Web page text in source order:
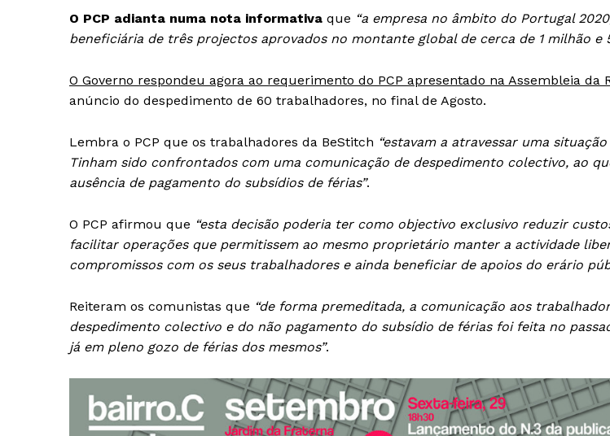
O PCP adianta numa nota informativa que “a empresa no âmbito do Portugal
beneficiária de três projectos aprovados no montante global de cerca de 1 milhão e
O Governo respondeu agora ao requerimento do PCP apresentado na Assembleia da
anúncio do despedimento de 60 trabalhadores, no final de Agosto.
Lembra o PCP que os trabalhadores da BeStitch “estavam a atravessar uma
Tinham sido confrontados com uma comunicação de despedimento colectivo, ao
ausência de pagamento do subsídios de férias”.
O PCP afirmou que “esta decisão poderia ter como objectivo exclusivo reduzir
facilitar operações que permitissem ao mesmo proprietário manter a actividade
compromissos com os seus trabalhadores e ainda beneficiar de apoios do erário
Reiteram os comunistas que “de forma premeditada, a comunicação aos
despedimento colectivo e do não pagamento do subsídio de férias foi feita no
já em pleno gozo de férias dos mesmos”.